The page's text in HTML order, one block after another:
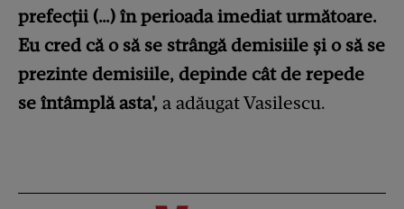
prefecţii (…) în perioada imediat următoare.
Eu cred că o să se strângă demisiile şi o să se
prezinte demisiile, depinde cât de repede
se întâmplă asta', a adăugat Vasilescu.